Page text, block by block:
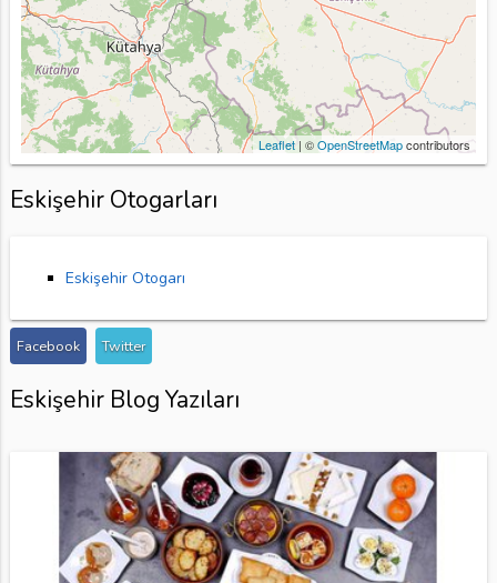
Leaflet | ©OpenStreetMapcontributors
Eskişehir Otogarları
Eskişehir Otogarı
Facebook Twitter
Eskişehir Blog Yazıları